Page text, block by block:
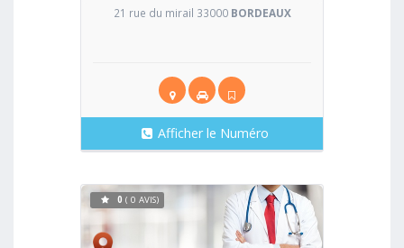
21 rue du mirail 33000 BORDEAUX
Afficher le Numéro
Voir
0 ( 0 AVIS)